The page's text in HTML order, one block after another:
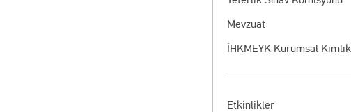
Mevzuat
İHKMEYK Kurumsal Kimlik
Etkinlikler